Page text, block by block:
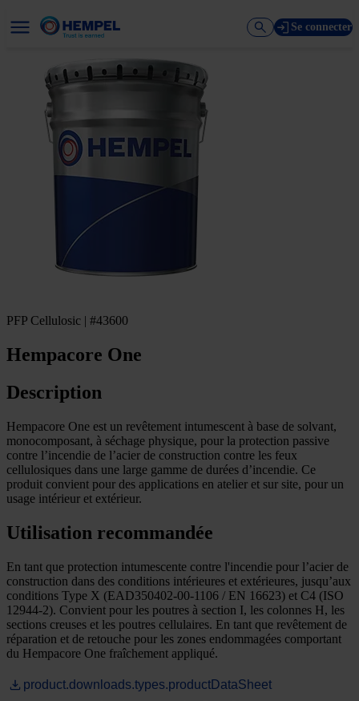
Se connecter
PFP Cellulosic | #43600
Hempacore One
Description
Hempacore One est un revêtement intumescent à base de solvant,
monocomposant, à séchage physique, pour la protection passive
contre l’incendie de l’acier de construction contre les feux
cellulosiques dans une large gamme de durées d’incendie. Ce
produit convient pour des applications en atelier et sur site, pour un
usage intérieur et extérieur.
Utilisation recommandée
En tant que protection intumescente contre l'incendie pour l’acier de
construction dans des conditions intérieures et extérieures, jusqu’aux
conditions Type X (EAD350402-00-1106 / EN 16623) et C4 (ISO
12944-2). Convient pour les poutres à section I, les colonnes H, les
sections creuses et les poutres cellulaires. En tant que revêtement de
réparation et de retouche pour les zones endommagées comportant
du Hempacore One fraîchement appliqué.
product.downloads.types.productDataSheet